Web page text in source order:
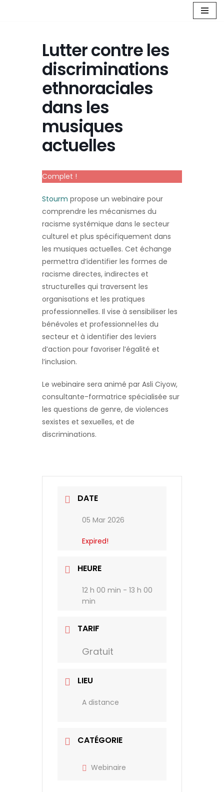
Lutter contre les
discriminations
ethnoraciales
dans les
musiques
actuelles
Complet !
Stourm propose un webinaire pour
comprendre les mécanismes du
racisme systémique dans le secteur
culturel et plus spécifiquement dans
les musiques actuelles. Cet échange
permettra d’identifier les formes de
racisme directes, indirectes et
structurelles qui traversent les
organisations et les pratiques
professionnelles. Il vise à sensibiliser les
bénévoles et professionnel·les du
secteur et à identifier des leviers
d’action pour favoriser l’égalité et
l’inclusion.
Le webinaire sera animé par Asli Ciyow,
consultante-formatrice spécialisée sur
les questions de genre, de violences
sexistes et sexuelles, et de
discriminations.
DATE
05 Mar 2026
Expired!
HEURE
12 h 00 min - 13 h 00
min
TARIF
Gratuit
LIEU
A distance
CATÉGORIE
Webinaire